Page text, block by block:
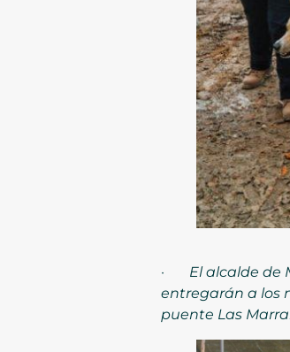
· El alcalde de
entregarán a los
puente Las